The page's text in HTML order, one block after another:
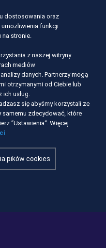
Działania
dostosowania oraz
funkcji
stronie.
z naszej witryny
mediów
danych. Partnerzy mogą
otrzymanymi od Ciebie lub
usług.
się abyśmy korzystali ze
zdecydować, które
“Ustawienia“. Więcej
pików cookies